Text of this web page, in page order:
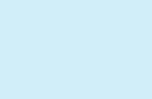
協会（JATA）